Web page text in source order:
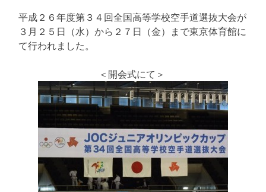
平成２６年度第３４回全国高等学校空手道選抜大会が
３月２５日（水）から２７日（金）まで東京体育館に
て行われました。
＜開会式にて＞